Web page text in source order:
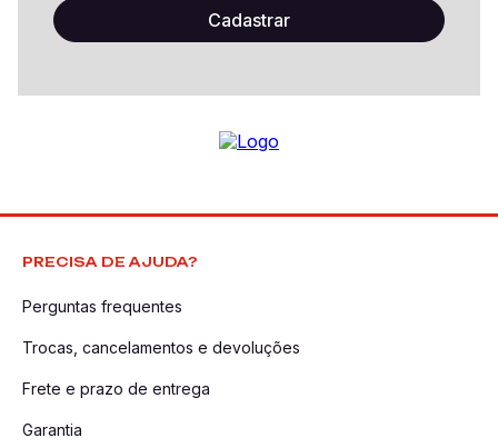
PRECISA DE AJUDA?
Perguntas frequentes
Trocas, cancelamentos e devoluções
Frete e prazo de entrega
Garantia